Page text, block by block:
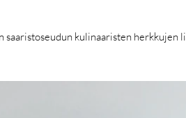
saaristoseudun kulinaaristen herkkujen